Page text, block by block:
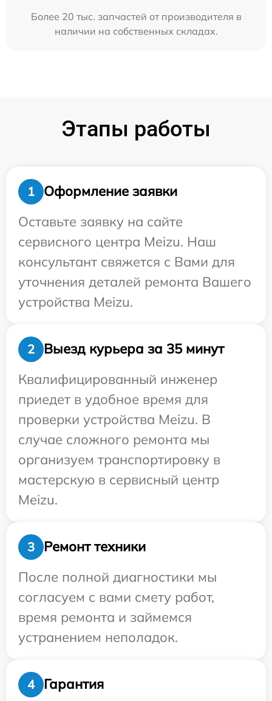
Более 20 тыс. запчастей от производителя в
наличии на собственных складах.
Этапы работы
1
Оформление заявки
Оставьте заявку на сайте
сервисного центра Meizu. Наш
консультант свяжется с Вами для
уточнения деталей ремонта Вашего
устройства Meizu.
2
Выезд курьера за 35 минут
Квалифицированный инженер
приедет в удобное время для
проверки устройства Meizu. В
случае сложного ремонта мы
организуем транспортировку в
мастерскую в сервисный центр
Meizu.
3
Ремонт техники
После полной диагностики мы
согласуем с вами смету работ,
время ремонта и займемся
устранением неполадок.
4 Гарантия